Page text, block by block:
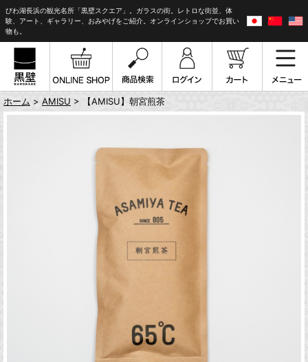
びわ湖長浜の観光名所「黒壁スクエア」。ガラスの街。レトロな街並、体
験、アート、ギャラリー、おみやげをご紹介。オンラインショップでお買い
物も。
ホーム > AMISU > 【AMISU】朝宮煎茶